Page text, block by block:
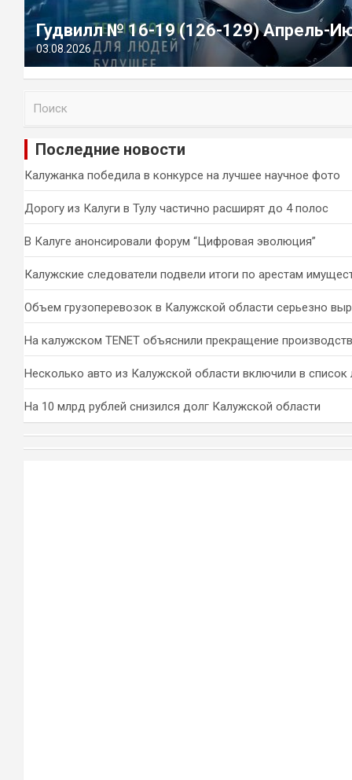
Гудвилл № 16-19 (126-129) Апрель-
03.08.2026
и
Последние новости
Калужанка победила в конкурсе на лучшее научное фото
Дорогу из Калуги в Тулу частично расширят до 4 полос
В Калуге анонсировали форум “Цифровая эволюция”
Калужские следователи подвели итоги по арестам
Объем грузоперевозок в Калужской области серьезно
На калужском TENET объяснили прекращение
Несколько авто из Калужской области включили в список
На 10 млрд рублей снизился долг Калужской области